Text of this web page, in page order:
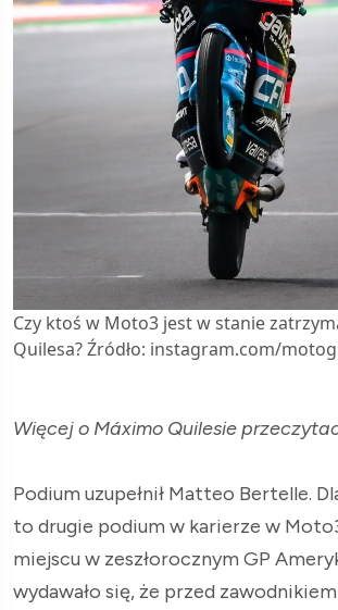
Czy ktoś w Moto3 jest w stanie
Quilesa? Źródło: instagram.com/
Więcej o Máximo Quilesie
Podium uzupełnił Matteo Bertelle.
to drugie podium w karierze w
miejscu w zeszłorocznym GP
wydawało się, że przed